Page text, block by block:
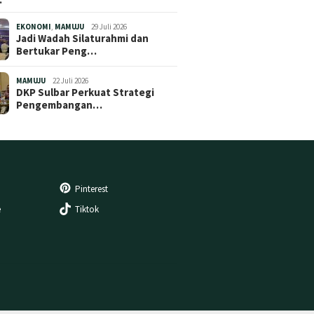
EKONOMI MAMUJU 29 Juli 2026
Jadi Wadah Silaturahmi dan
Bertukar Peng…
MAMUJU 22 Juli 2026
DKP Sulbar Perkuat Strategi
Pengembangan…
Pinterest
Tiktok